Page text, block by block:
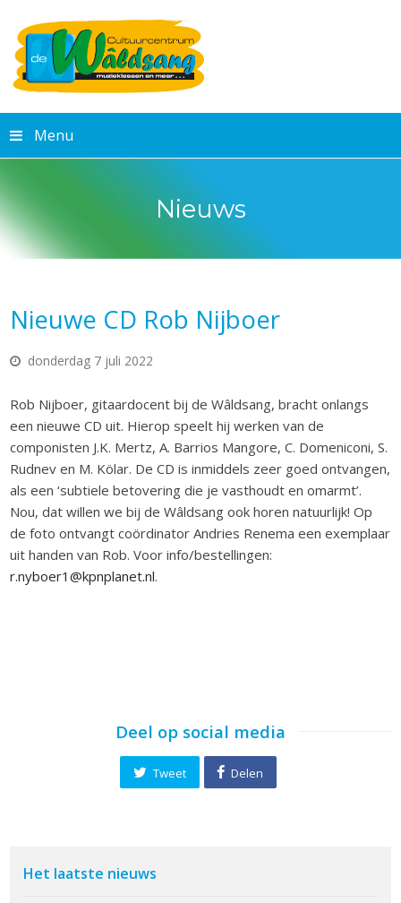
Menu
Nieuws
Nieuwe CD Rob Nijboer
donderdag 7 juli 2022
Rob Nijboer, gitaardocent bij de Wâldsang, bracht onlangs
een nieuwe CD uit. Hierop speelt hij werken van de
componisten J.K. Mertz, A. Barrios Mangore, C. Domeniconi, S.
Rudnev en M. Kölar. De CD is inmiddels zeer goed ontvangen,
als een ‘subtiele betovering die je vasthoudt en omarmt’.
Nou, dat willen we bij de Wâldsang ook horen natuurlijk! Op
de foto ontvangt coördinator Andries Renema een exemplaar
uit handen van Rob. Voor info/bestellingen:
r.nyboer1@kpnplanet.nl.
Deel op social media
Tweet Delen
Het laatste nieuws